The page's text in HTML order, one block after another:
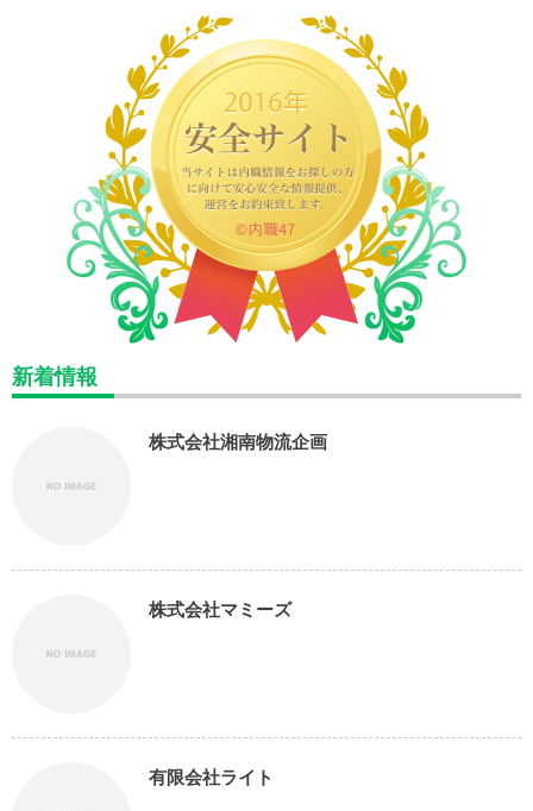
新着情報
株式会社湘南物流企画
株式会社マミーズ
有限会社ライト